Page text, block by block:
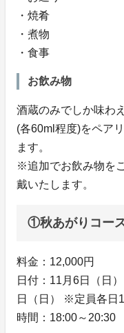
・焼肴
・煮物
・食事
お飲み物
酒蔵のみでしか味わ
(各60ml程度)をペア
ます。
※追加でお飲み物を
戴いたします。
①秋あがりコー
料金：12,000円
日付：11月6日（日
日（日） ※定員各日
時間：18:00～20:30